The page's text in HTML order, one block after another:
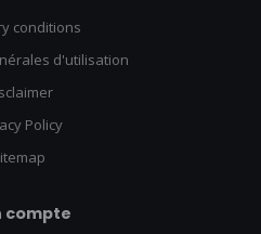
conditions
d'utilisation
Policy
compte